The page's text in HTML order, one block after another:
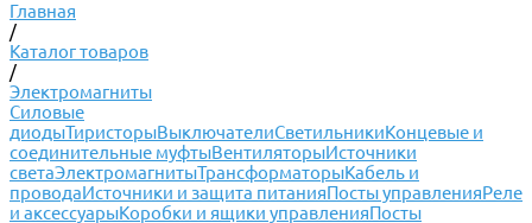
Главная
/
Каталог товаров
/
Электромагниты
Силовые
диодыТиристорыВыключателиСветильникиКонцевые и
соединительные муфтыВентиляторыИсточники
светаЭлектромагнитыТрансформаторыКабель и
проводаИсточники и защита питанияПосты управленияРеле
и аксессуарыКоробки и ящики управленияПосты